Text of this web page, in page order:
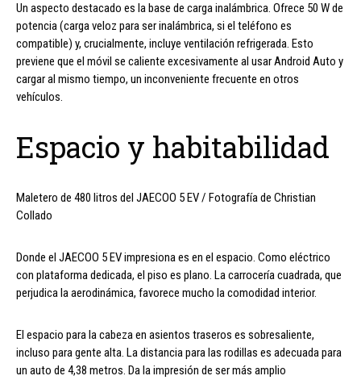
Un aspecto destacado es la base de carga inalámbrica. Ofrece 50 W de
potencia (carga veloz para ser inalámbrica, si el teléfono es
compatible) y, crucialmente, incluye ventilación refrigerada. Esto
previene que el móvil se caliente excesivamente al usar Android Auto y
cargar al mismo tiempo, un inconveniente frecuente en otros
vehículos.
Espacio y habitabilidad
Maletero de 480 litros del JAECOO 5 EV / Fotografía de Christian
Collado
Donde el JAECOO 5 EV impresiona es en el espacio. Como eléctrico
con plataforma dedicada, el piso es plano. La carrocería cuadrada, que
perjudica la aerodinámica, favorece mucho la comodidad interior.
El espacio para la cabeza en asientos traseros es sobresaliente,
incluso para gente alta. La distancia para las rodillas es adecuada para
un auto de 4,38 metros. Da la impresión de ser más amplio